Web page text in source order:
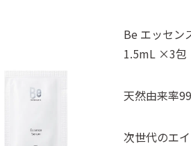
Be エッセン
1.5mL ×3包
天然由来率
次世代のエ